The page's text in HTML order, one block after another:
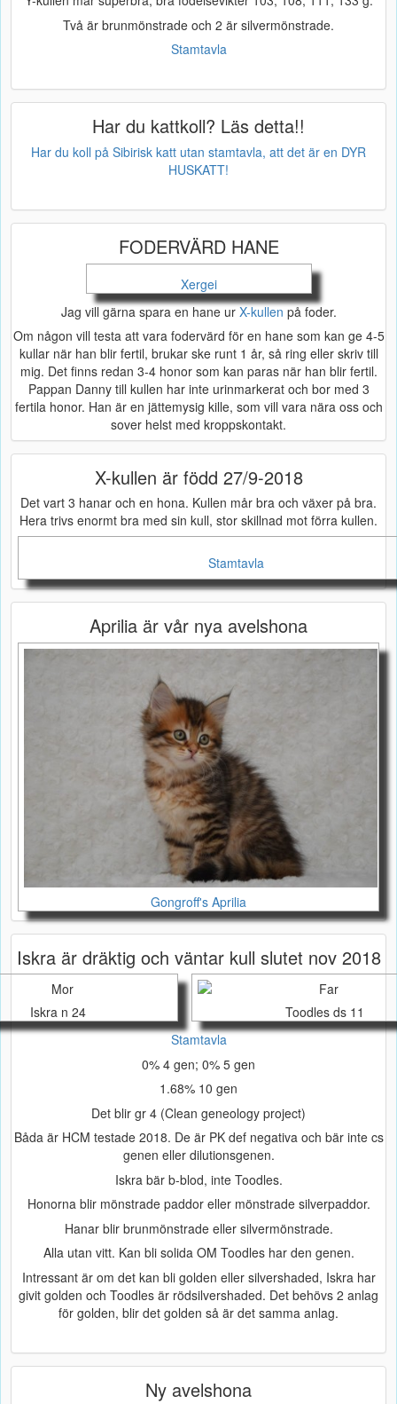
Två är brunmönstrade och 2 är silvermönstrade.
Stamtavla
Har du kattkoll? Läs detta!!
Har du koll på Sibirisk katt utan stamtavla, att det är en DYR
HUSKATT!
FODERVÄRD HANE
Xergei
Jag vill gärna spara en hane urX-kullenpå foder.
Om någon vill testa att vara fodervärd för en hane som kan ge 4-5
kullar när han blir fertil, brukar ske runt 1 år, så ring eller skriv till
mig. Det finns redan 3-4 honor som kan paras när han blir fertil.
Pappan Danny till kullen har inte urinmarkerat och bor med 3
fertila honor. Han är en jättemysig kille, som vill vara nära oss och
sover helst med kroppskontakt.
X-kullen är född 27/9-2018
Det vart 3 hanar och en hona. Kullen mår bra och växer på bra.
Hera trivs enormt bra med sin kull, stor skillnad mot förra kullen.
Stamtavla
Aprilia är vår nya avelshona
Gongroff's Aprilia
Iskra är dräktig och väntar kull slutet nov 2018
Iskra n 24
Toodles ds 11
Stamtavla
0% 4 gen; 0% 5 gen
1.68% 10 gen
Det blir gr 4 (Clean geneology project)
Båda är HCM testade 2018. De är PK def negativa och bär inte cs
genen eller dilutionsgenen.
Iskra bär b-blod, inte Toodles.
Honorna blir mönstrade paddor eller mönstrade silverpaddor.
Hanar blir brunmönstrade eller silvermönstrade.
Alla utan vitt. Kan bli solida OM Toodles har den genen.
Intressant är om det kan bli golden eller silvershaded, Iskra har
givit golden och Toodles är rödsilvershaded. Det behövs 2 anlag
för golden, blir det golden så är det samma anlag.
Ny avelshona